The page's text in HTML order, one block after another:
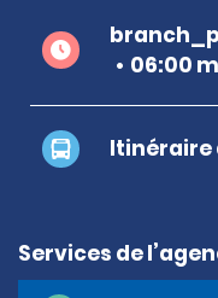
06:00
Itinéraire
Services de